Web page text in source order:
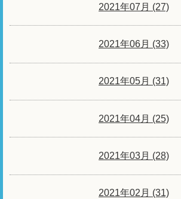
2021年07月 (27)
2021年06月 (33)
2021年05月 (31)
2021年04月 (25)
2021年03月 (28)
2021年02月 (31)